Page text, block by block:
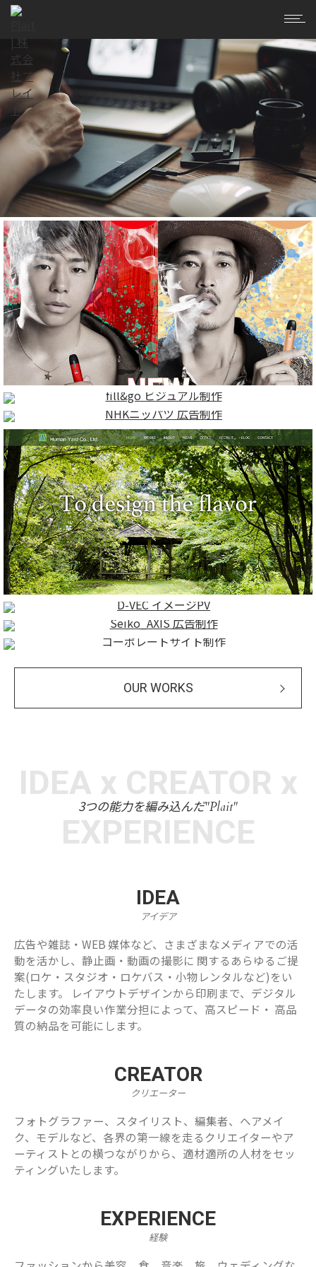
OUR WORKS
IDEA x CREATOR x
EXPERIENCE
3つの能力を編み込んだ"Plait"
IDEA
アイデア
広告や雑誌・WEB 媒体など、さまざまなメディアでの活
動を活かし、静止画・動画の撮影に 関するあらゆるご提
案(ロケ・スタジオ・ロケバス・小物レンタルなど)をい
たします。 レイアウトデザインから印刷まで、デジタル
データの効率良い作業分担によって、高スピード・ 高品
質の納品を可能にします。
CREATOR
クリエーター
フォトグラファー、スタイリスト、編集者、ヘアメイ
ク、モデルなど、各界の第一線を走るクリエイターやア
ーティストとの横つながりから、適材適所の人材をセッ
ティングいたします。
EXPERIENCE
経験